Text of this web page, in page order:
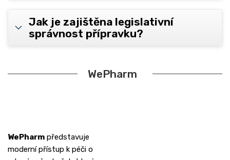
Jak je zajištěna legislativní
správnost přípravku?
WePharm
WePharm představuje
moderní přístup k péči o